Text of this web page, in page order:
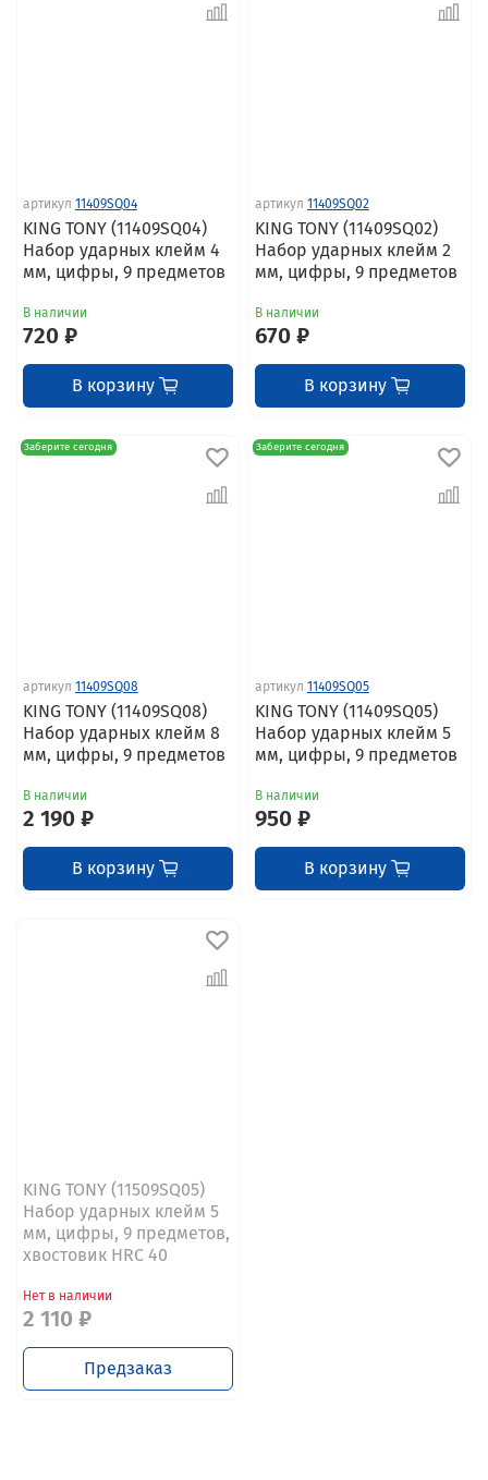
артикул 11409SQ04
KING TONY (11409SQ04)
Набор ударных клейм 4
мм, цифры, 9 предметов
В наличии
720 ₽
В корзину
артикул 11409SQ02
KING TONY (11409SQ02)
Набор ударных клейм 2
мм, цифры, 9 предметов
В наличии
670 ₽
В корзину
Заберите сегодня
артикул 11409SQ08
KING TONY (11409SQ08)
Набор ударных клейм 8
мм, цифры, 9 предметов
В наличии
2 190 ₽
В корзину
Заберите сегодня
артикул 11409SQ05
KING TONY (11409SQ05)
Набор ударных клейм 5
мм, цифры, 9 предметов
В наличии
950 ₽
В корзину
KING TONY (11509SQ05)
Набор ударных клейм 5
мм, цифры, 9 предметов,
хвостовик HRC 40
Нет в наличии
2 110 ₽
Предзаказ